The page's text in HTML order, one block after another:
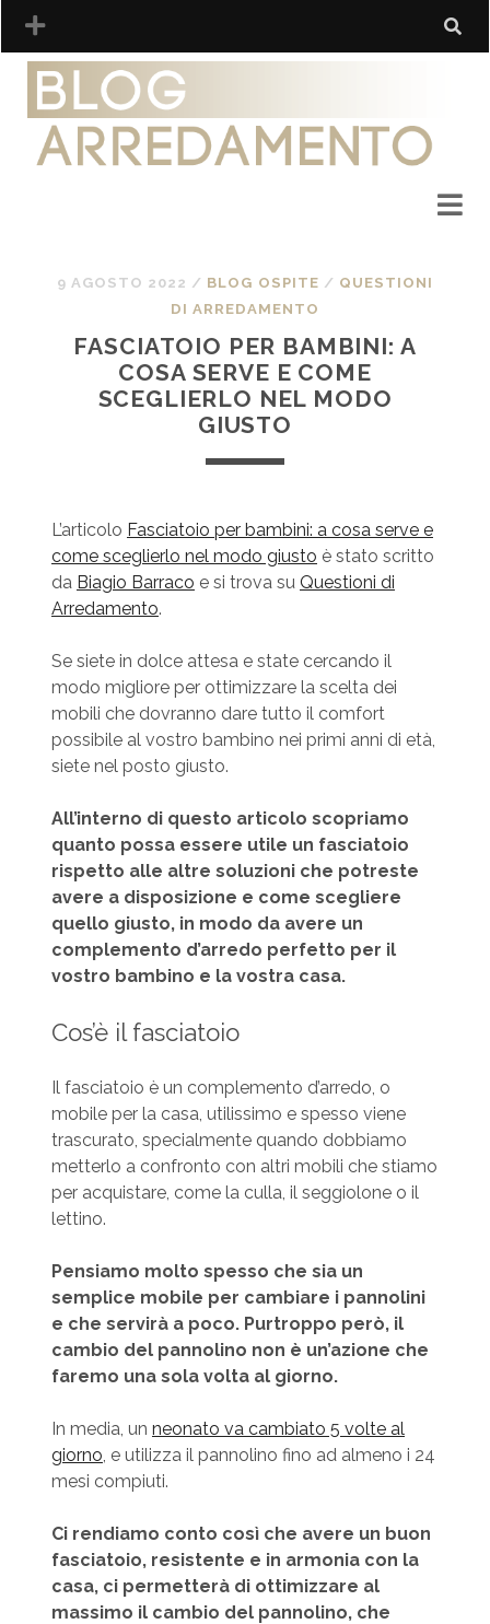
9 AGOSTO 2022 / BLOG OSPITE / QUESTIONI
DI ARREDAMENTO
FASCIATOIO PER BAMBINI: A
COSA SERVE E COME
SCEGLIERLO NEL MODO
GIUSTO
L’articolo Fasciatoio per bambini: a cosa serve e
come sceglierlo nel modo giusto è stato scritto
da Biagio Barraco e si trova su Questioni di
Arredamento.
Se siete in dolce attesa e state cercando il
modo migliore per ottimizzare la scelta dei
mobili che dovranno dare tutto il comfort
possibile al vostro bambino nei primi anni di età,
siete nel posto giusto.
All’interno di questo articolo scopriamo
quanto possa essere utile un fasciatoio
rispetto alle altre soluzioni che potreste
avere a disposizione e come scegliere
quello giusto, in modo da avere un
complemento d’arredo perfetto per il
vostro bambino e la vostra casa.
Cos’è il fasciatoio
Il fasciatoio è un complemento d’arredo, o
mobile per la casa, utilissimo e spesso viene
trascurato, specialmente quando dobbiamo
metterlo a confronto con altri mobili che stiamo
per acquistare, come la culla, il seggiolone o il
lettino.
Pensiamo molto spesso che sia un
semplice mobile per cambiare i pannolini
e che servirà a poco. Purtroppo però, il
cambio del pannolino non è un’azione che
faremo una sola volta al giorno.
In media, un neonato va cambiato 5 volte al
giorno, e utilizza il pannolino fino ad almeno i 24
mesi compiuti.
Ci rendiamo conto così che avere un buon
fasciatoio, resistente e in armonia con la
casa, ci permetterà di ottimizzare al
massimo il cambio del pannolino, che